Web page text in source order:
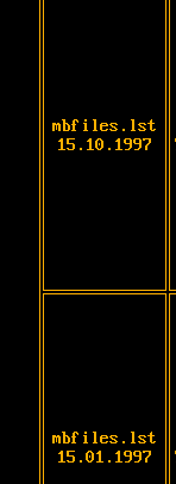
mbfiles.lst
15.10.1997
mbfiles.lst
15.01.1997